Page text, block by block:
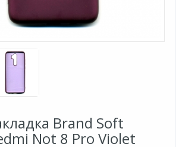
Brand Soft
Not 8 Pro Violet